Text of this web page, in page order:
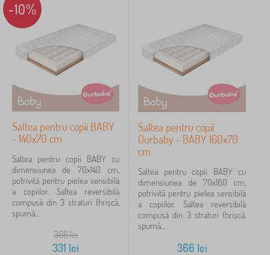
-10%
Saltea pentru copii BABY
- 140x70 cm
Saltea pentru copii BABY cu
dimensiunea de 70x140 cm,
potrivită pentru pielea sensibilă
a copiilor. Saltea reversibilă
compusă din 3 straturi (hrișcă,
spumă...
366lei
331 lei
Saltea pentru copii
Ourbaby - BABY 160x70
cm
Saltea pentru copii BABY cu
dimensiunea de 70x160 cm,
potrivită pentru pielea sensibilă
a copiilor. Saltea reversibilă
compusă din 3 straturi (hrișcă,
spumă...
366 lei